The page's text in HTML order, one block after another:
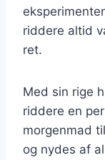
riddere altid
ret.
Med sin rige
riddere en
morgenmad
og nydes af